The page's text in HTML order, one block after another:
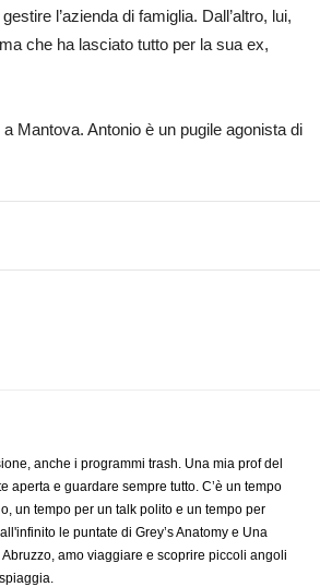
l’azienda di famiglia. Dall’altro, lui,
che ha lasciato tutto per la sua ex,
Mantova. Antonio è un pugile agonista di
anche i programmi trash. Una mia prof del
aperta e guardare sempre tutto. C’è un tempo
un tempo per un talk polito e un tempo per
le puntate di Grey’s Anatomy e Una
amo viaggiare e scoprire piccoli angoli